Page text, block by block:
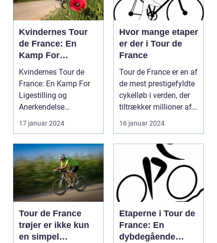
Kvindernes Tour
de France: En
Kamp For
Ligestilling og
Anerkendelse
Kvindernes Tour de
France: En Kamp For
Ligestilling og
Anerkendelse
Introduktion til
Kvindernes To...
17 januar 2024
Hvor mange etaper
er der i Tour de
France
Tour de France er en af
de mest prestigefyldte
cykelløb i verden, der
tiltrækker millioner af
tilsku...
16 januar 2024
Tour de France
trøjer er ikke kun
en simpel
Etaperne i Tour de
France: En
dybdegående